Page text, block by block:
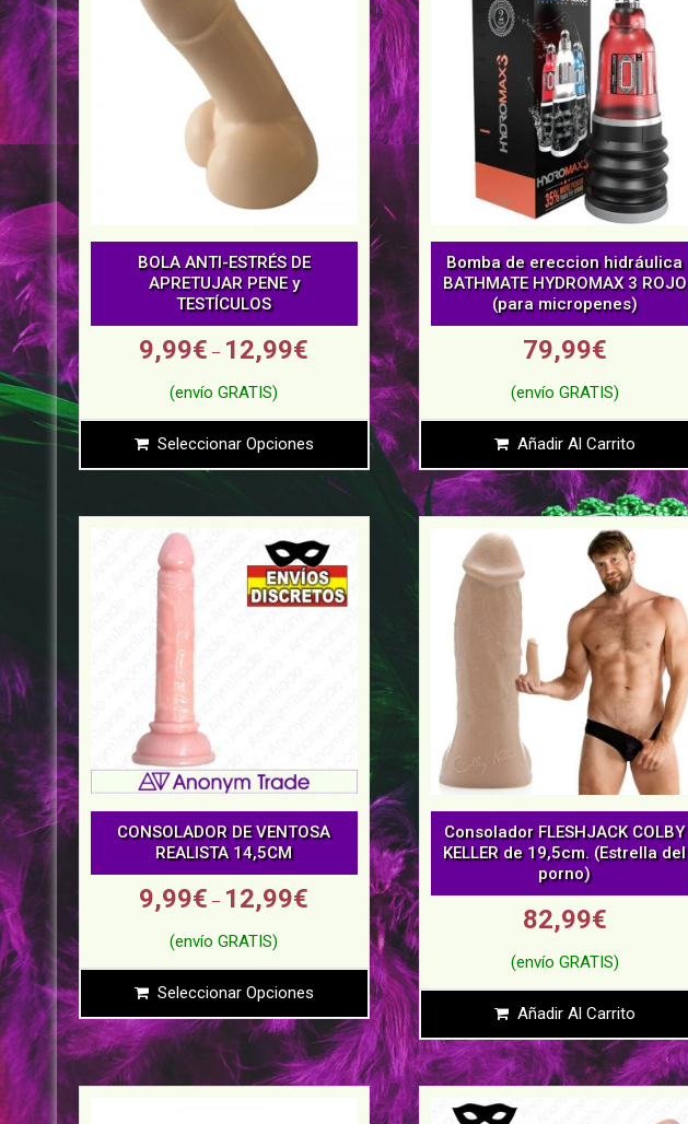
BOLA ANTI-ESTRÉS DE
APRETUJAR PENE y
TESTÍCULOS
9,99€ – 12,99€
Seleccionar Opciones
Bomba de ereccion hidráulica
BATHMATE HYDROMAX 3 ROJO
(para micropenes)
79,99€
Añadir Al Carrito
CONSOLADOR DE VENTOSA
REALISTA 14,5CM
9,99€ – 12,99€
Seleccionar Opciones
Consolador FLESHJACK COLBY
KELLER de 19,5cm. (Estrella del
porno)
82,99€
Añadir Al Carrito